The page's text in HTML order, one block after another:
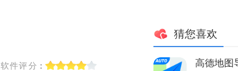
软件评分 ：
猜您喜欢
高德地图